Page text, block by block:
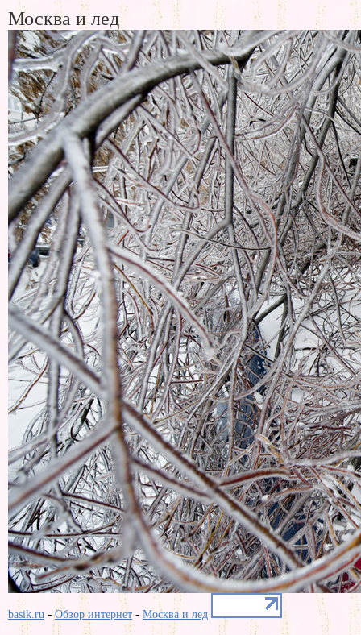
Москва и лед
basik.ru -Обзор интернет - Москва и лед